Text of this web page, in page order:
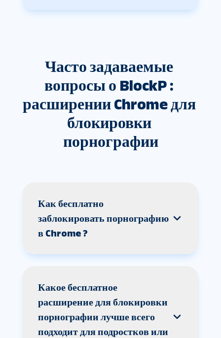
Часто задаваемые
вопросы о BlockP :
расширении Chrome для
блокировки
порнографии
Как бесплатно
заблокировать порнографию
в Chrome ?
Какое бесплатное
расширение для блокировки
порнографии лучше всего
подходит для подростков или